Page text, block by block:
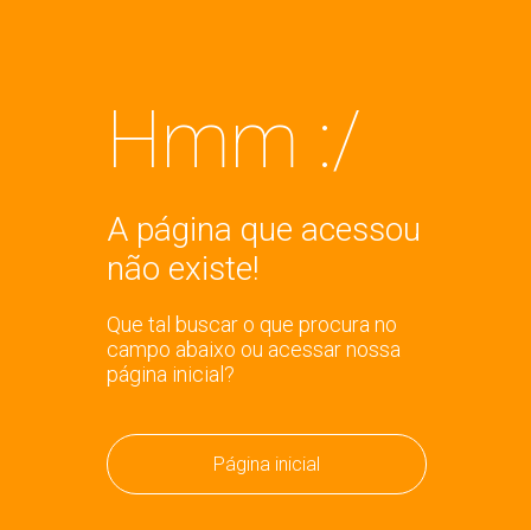
Hmm :/
A página que acessou
não existe!
Que tal buscar o que procura no
campo abaixo ou acessar nossa
página inicial?
Página inicial